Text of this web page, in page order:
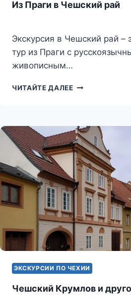
Из Праги в Чешский рай
Экскурсия в Чешский рай –
тур из Праги с
живописным…
ЧИТАЙТЕ ДАЛЕЕИЗ
РАЙ
ЭКСКУРСИИ ПО ЧЕХИИ
Чешский Крумлов и